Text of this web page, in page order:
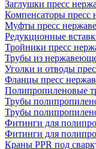
Заглушки пресс
Компенсаторы пресс
Муфты пресс
Редукционные
Тройники пресс
Трубы из
Уголки и отводы
Фланцы пресс
Полипропиленовые
Трубы
Трубы
Фитинги для
Фитинги для
Краны PPR под